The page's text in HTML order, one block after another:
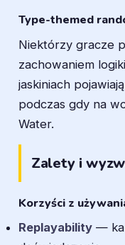
Type-themed
Niektórzy gracze
zachowaniem logiki
jaskiniach
podczas gdy na
Water.
Zalety i
Korzyści z
Replayability —